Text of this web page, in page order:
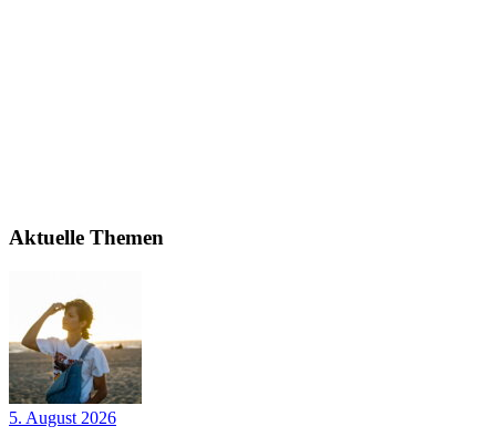
Aktuelle Themen
5. August 2026